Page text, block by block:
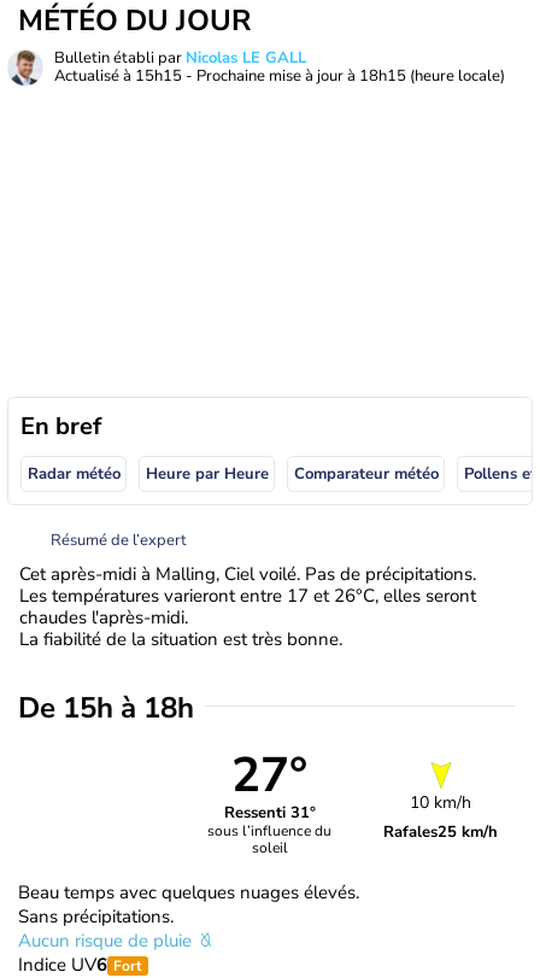
MÉTÉO DU JOUR
Bulletin établi par Nicolas LE GALL
Actualisé à 15h15 - Prochaine mise à jour à 18h15 (heure locale)
En bref
Radar météo Heure par Heure Comparateur météo Pollens
Résumé de l’expert
Cet après-midi à Malling, Ciel voilé. Pas de précipitations.
Les températures varieront entre 17 et 26°C, elles seront
chaudes l'après-midi.
La fiabilité de la situation est très bonne.
De 15h à 18h
27°
Ressenti 31°
sous l’influence du
soleil
10 km/h
Rafales25 km/h
Beau temps avec quelques nuages élevés.
Sans précipitations.
Aucun risque de pluie
Indice UV6 Fort